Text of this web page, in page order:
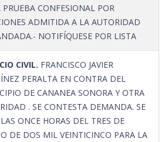
PRUEBA CONFESIONAL POR
ADMITIDA A LA AUTORIDAD
NOTIFÍQUESE POR LISTA
CIVIL. FRANCISCO JAVIER
PERALTA EN CONTRA DEL
DE CANANEA SONORA Y OTRA
. SE CONTESTA DEMANDA. SE
ONCE HORAS DEL TRES DE
DE DOS MIL VEINTICINCO PARA LA